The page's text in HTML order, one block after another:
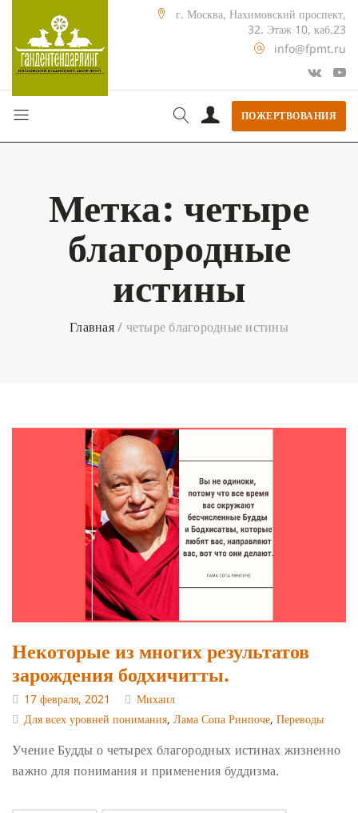
г. Москва, Нахимовский проспект,
32. Этаж 10, каб.23
info@fpmt.ru
ПОЖЕРТВОВАНИЯ
Метка: четыре
благородные
истины
Главная/ четыре благородные истины
Некоторые из многих результатов
зарождения бодхичитты.
17 февраля, 2021
Михаил
Для всех уровней понимания, Лама Сопа Ринпоче, Переводы
Учение Будды о четырех благородных истинах жизненно
важно для понимания и применения буддизма.